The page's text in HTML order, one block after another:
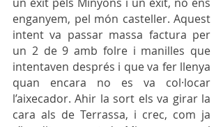
enganyem, pel món casteller. Aquest
intent va passar massa factura per
un 2 de 9 amb folre i manilles que
intentaven després i que va fer llenya
quan encara no es va col·locar
l’aixecador. Ahir la sort els va girar la
cara als de Terrassa, i crec, com ja